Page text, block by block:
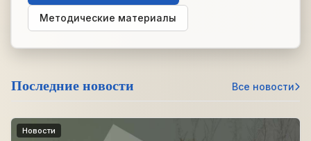
Методические материалы
Последние новости Все новости
Новости